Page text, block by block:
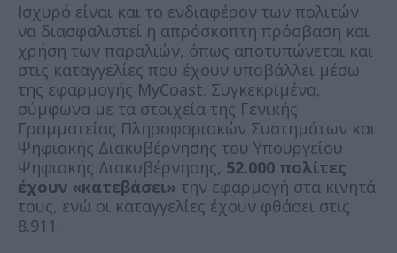
Ισχυρό είναι και το ενδιαφέρον των πολιτών
να διασφαλιστεί η απρόσκοπτη πρόσβαση και
χρήση των παραλιών, όπως αποτυπώνεται και
στις καταγγελίες που έχουν υποβάλλει μέσω
της εφαρμογής ΜyCoast. Συγκεκριμένα,
σύμφωνα με τα στοιχεία της Γενικής
Γραμματείας Πληροφοριακών Συστημάτων και
Ψηφιακής Διακυβέρνησης του Υπουργείου
Ψηφιακής Διακυβέρνησης, 52.000 πολίτες
έχουν «κατεβάσει» την εφαρμογή στα κινητά
τους, ενώ οι καταγγελίες έχουν φθάσει στις
8.911.